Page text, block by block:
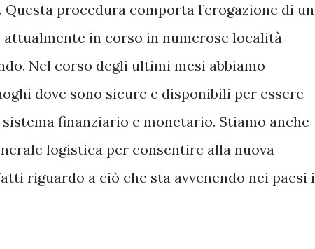
procedura comporta l’erogazione di
attualmente in corso in numerose località
Nel corso degli ultimi mesi abbiamo
dove sono sicure e disponibili per essere
finanziario e monetario. Stiamo anche
logistica per consentire alla nuova
riguardo a ciò che sta avvenendo nei paesi